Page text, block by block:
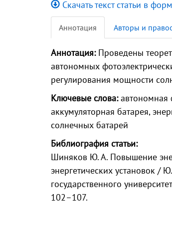
Скачать текст статьи в
Аннотация Авторы и
Аннотация:Проведены
автономных
регулирования мощности
Ключевые слова:автономная
аккумуляторная батарея,
солнечных батарей
Библиография статьи:
Шиняков Ю. А. Повышение
энергетических установок
государственного
102–107.